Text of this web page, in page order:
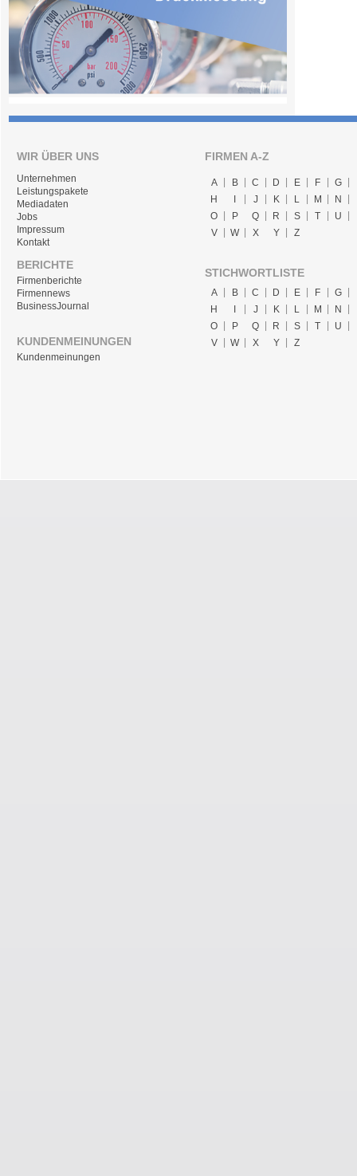
WIR ÜBER UNS
Unternehmen
Leistungspakete
Mediadaten
Jobs
Impressum
Kontakt
BERICHTE
Firmenberichte
Firmennews
BusinessJournal
KUNDENMEINUNGEN
Kundenmeinungen
FIRMEN A-Z
A B C D E F
G
H
I J K L M
N
O
P Q R S T
U
V
W X Y Z
STICHWORTLISTE
A B C D E F
G
H
J K L M
N
O
P Q R S T
U
V
W X Y Z